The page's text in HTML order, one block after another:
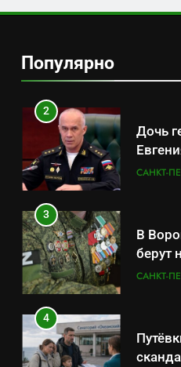
Популярно САНКТ-
2
Дочь
САНКТ-
3
В
берут
САНКТ-
4